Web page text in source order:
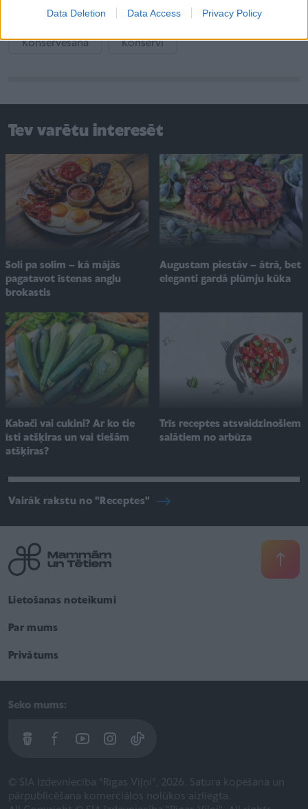
Data Deletion Data Access Privacy Policy
Konservēšana Konservi
Tev varētu interesēt
Soli pa solim – kā mājās
pagatavot īstenas angļu
brokastis
Augustam piestāv – ātrā, bet
eleganti gardā plūmju kūka
Kabači vai cukini? Ar ko tie
īsti atšķiras un vai tiešām
atšķiras?
Trīs receptes atsvaidzinošiem
salātiem no arbūza
Vairāk rakstu no "Receptes"
Lietošanas noteikumi
Par mums
Privātums
Seko mums:
© SIA Izdevniecība "Rīgas Viļņi", 2026. Satura kopēšana un
pārpublicēšana komerciālos nolūkos aizliegta.